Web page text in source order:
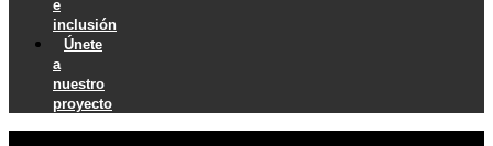
e
inclusión
Únete
a
nuestro
proyecto